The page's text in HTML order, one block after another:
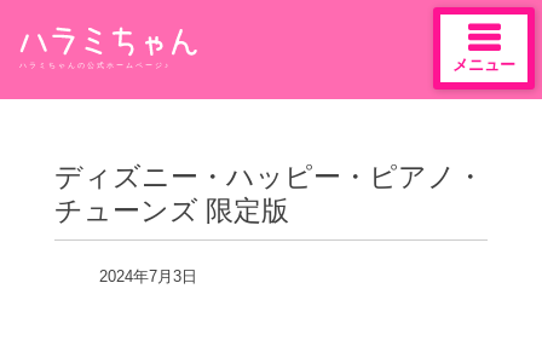
content
ハラミちゃんの公式ホームページ♪ メニュー
ディズニー・ハッピー・ピアノ・
チューンズ 限定版
2024年7月3日